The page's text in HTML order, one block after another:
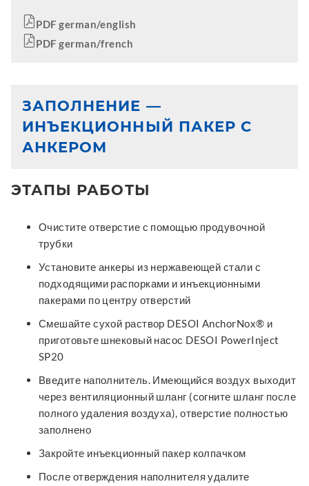
PDF german/english
PDF german/french
ЗАПОЛНЕНИЕ —
ИНЪЕКЦИОННЫЙ ПАКЕР С
АНКЕРОМ
ЭТАПЫ РАБОТЫ
Очистите отверстие с помощью продувочной
трубки
Установите анкеры из нержавеющей стали с
подходящими распорками и инъекционными
пакерами по центру отверстий
Смешайте сухой раствор DESOI AnchorNox® и
приготовьте шнековый насос DESOI PowerInject
SP20
Введите наполнитель. Имеющийся воздух выходит
через вентиляционный шланг (согните шланг после
полного удаления воздуха), отверстие полностью
заполнено
Закройте инъекционный пакер колпачком
После отверждения наполнителя удалите